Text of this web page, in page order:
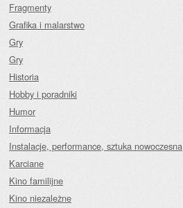
Fragmenty
Grafika i malarstwo
Gry
Gry
Historia
Hobby i poradniki
Humor
Informacja
Instalacje, performance, sztuka nowoczesna
Karciane
Kino familijne
Kino niezależne